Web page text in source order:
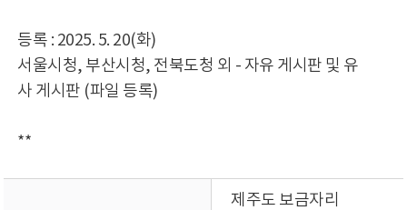
등록 : 2025. 5. 20(화)
서울시청, 부산시청, 전북도청 외 - 자유 게시판 및 유
사 게시판 (파일 등록)
**
제주도 보금자리